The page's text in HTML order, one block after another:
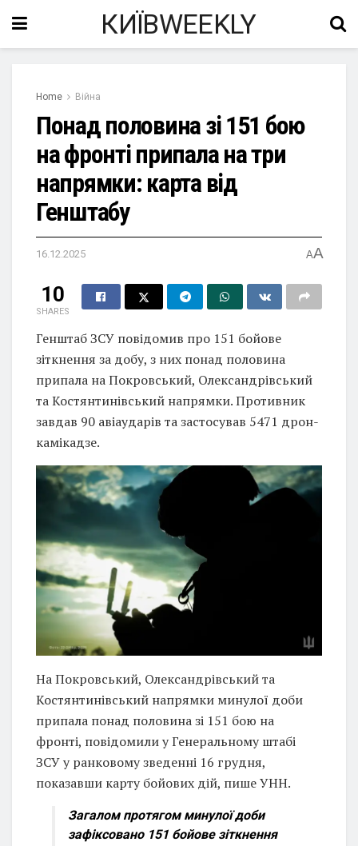
КИЇВWEEKLY
Home Війна
Понад половина зі 151 бою
на фронті припала на три
напрямки: карта від
Генштабу
16.12.2025 AA
10
SHARES
Генштаб ЗСУ повідомив про 151 бойове
зіткнення за добу, з них понад половина
припала на Покровський, Олександрівський
та Костянтинівський напрямки. Противник
завдав 90 авіаударів та застосував 5471 дрон-
камікадзе.
На Покровський, Олександрівський та
Костянтинівський напрямки минулої доби
припала понад половина зі 151 бою на
фронті, повідомили у Генеральному штабі
ЗСУ у ранковому зведенні 16 грудня,
показавши карту бойових дій, пише УНН.
Загалом протягом минулої доби
зафіксовано 151 бойове зіткнення